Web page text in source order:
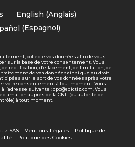
English (Anglais)
(Espagnol)
collecte vos données afin de vous
sur la base de votre consentement. Vous
de rectification, d’effacement, de limitation, de
traitement de vos données ainsi que du droit
sur le sort de vos données après votre
votre consentement à tout moment. Vous
l’adresse suivante : dpo@adictiz.com. Vous
auprès de la CNIL (ou autorité de
à tout moment.
SAS – Mentions Légales– Politique de
– Politique des Cookies